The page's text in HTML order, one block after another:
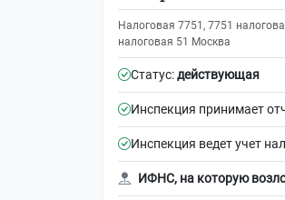
Налоговая 7751, 7751
налоговая 51 Москва
Статус:действующая
Инспекция принимает
Инспекция ведет учет
ИФНС, на которую